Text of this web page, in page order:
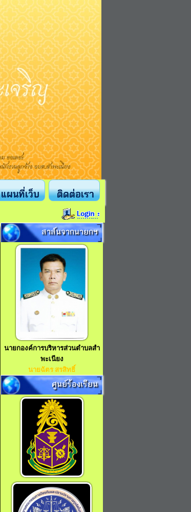
แผนที่เว็บ ติดต่อเรา
สาส์นจากนายกฯ
นายกองค์การบริหารส่วนตำบลสำ
พะเนียง
นายฉัตร สรสิทธิ์
ศูนย์ร้องเรียน